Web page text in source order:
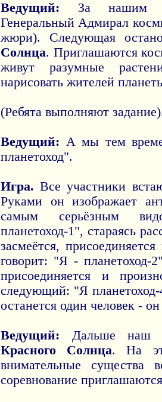
Ведущий: За нашим
Генеральный Адмирал
жюри). Следующая
Солнца. Приглашаются
живут разумные
нарисовать жителей
(Ребята выполняют
Ведущий: А мы тем
планетоход".
Игра. Все участники
Руками он изображает
самым серьёзным
планетоход-1", стараясь
засмеётся,
говорит: "Я - планетоход-
присоединяется и
следующий: "Я
останется один человек -
Ведущий: Дальше наш
Красного Солнца. На
внимательные существа
соревнование